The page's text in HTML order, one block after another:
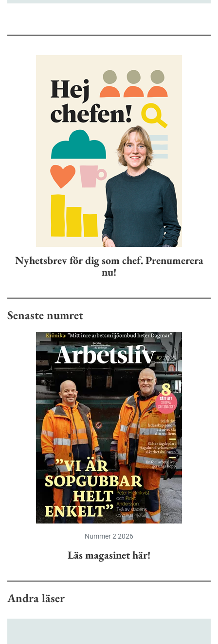
Nyhetsbrev för dig som chef. Prenumerera
nu!
Senaste numret
Nummer 2 2026
Läs magasinet här!
Andra läser